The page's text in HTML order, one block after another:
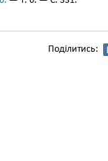
Поділитись: